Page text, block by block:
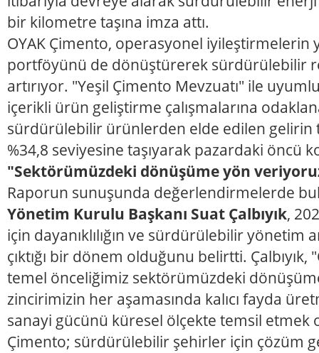
bir kilometre taşına imza attı.
OYAK Çimento, operasyonel iyileştirmelerin
portföyünü de dönüştürerek sürdürülebilir
artırıyor. "Yeşil Çimento Mevzuatı" ile
içerikli ürün geliştirme çalışmalarına
sürdürülebilir ürünlerden elde edilen gelirin
%34,8 seviyesine taşıyarak pazardaki öncü
"Sektörümüzdeki dönüşüme yön
Raporun sunuşunda değerlendirmelerde
Yönetim Kurulu Başkanı Suat Çalbıyık,
için dayanıklılığın ve sürdürülebilir yönetim
çıktığı bir dönem olduğunu belirtti.
temel önceliğimiz sektörümüzdeki
zincirimizin her aşamasında kalıcı fayda
sanayi gücünü küresel ölçekte temsil etmek
Çimento; sürdürülebilir şehirler için çözüm